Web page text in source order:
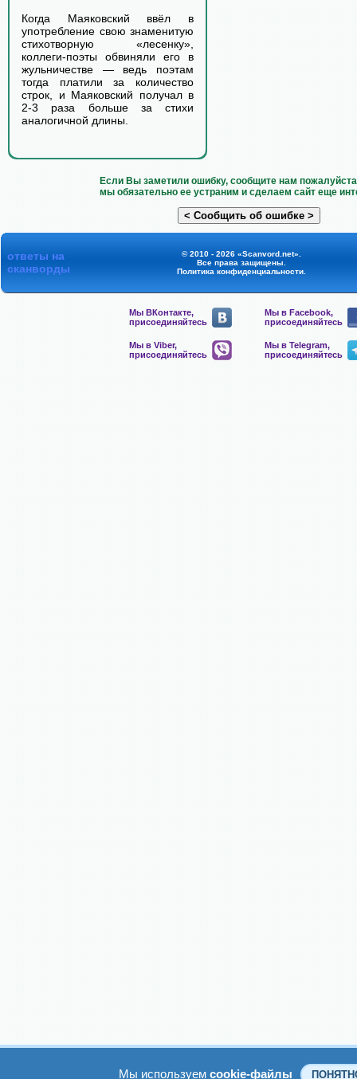
Когда Маяковский ввёл в
употребление свою знаменитую
стихотворную «лесенку»,
коллеги-поэты обвиняли его в
жульничестве — ведь поэтам
тогда платили за количество
строк, и Маяковский получал в
2-3 раза больше за стихи
аналогичной длины.
Если Вы заметили ошибку, сообщите нам
мы обязательно ее устраним и сделаем сайт еще
ответы на
сканворды
© 2010 - 2026 «Scanvord.net».
Все права защищены.
Политика конфиденциальности.
Мы ВКонтакте,
присоединяйтесь
Мы в Facebook,
присоединяйтесь
Мы в Viber,
присоединяйтесь
Мы в Telegram,
присоединяйтесь
Мы используем cookie-файлы